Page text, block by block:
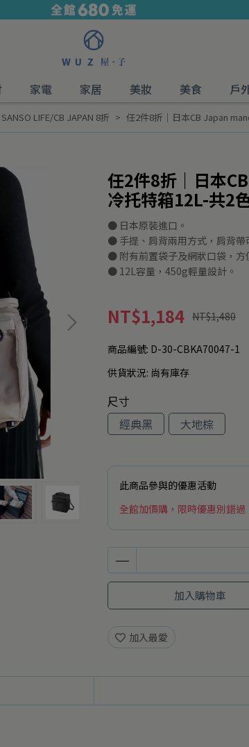
家電 家居 美妝 美食 戶
SANSO LIFE/CB JAPAN 8折 任2件8折｜日本CB Japan
任2件8折｜日本
冷托特箱12L-共2
● 日本原裝進口。
● 手提、肩背兩用方式，肩背帶
● 附有前置袋子及網狀口袋，方
● 12L容量，450g輕量設計。
NT$1,184 NT$1,480
商品編號: D-30-CBKA70047-1
供貨狀況: 尚有庫存
尺寸
經典黑
大地棕
此商品參與的優惠活動
全館加價購，限時優惠別錯過
加入購物車
加入最愛